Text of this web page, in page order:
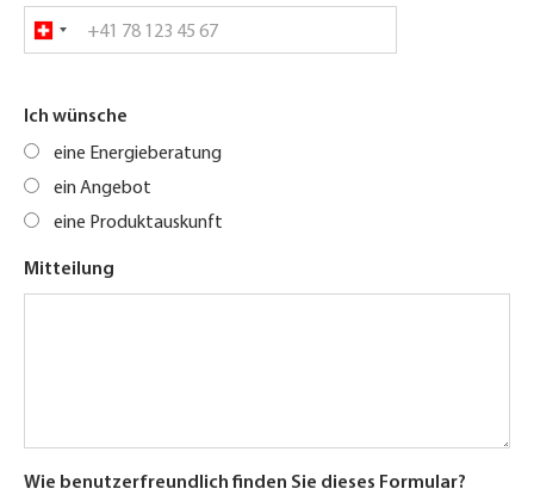
Ich wünsche
eine Energieberatung
ein Angebot
eine Produktauskunft
Mitteilung
Wie benutzerfreundlich finden Sie dieses Formular?